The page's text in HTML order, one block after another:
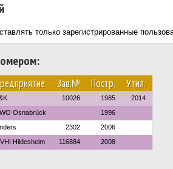
только зарегистрированные
Зав.№ Постр. Утил.
10026 1985 2014
Osnabrück 1996
2302 2006
Hildesheim 116884 2008